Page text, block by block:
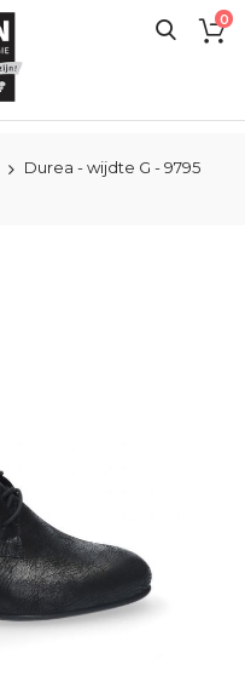
0
Durea - wijdte G - 9795